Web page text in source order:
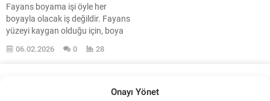
Onayı Yönet
Fayans boyama işi öyle her
boyayla olacak iş değildir. Fayans
yüzeyi kaygan olduğu için, boya
doğru yapılmalıdır. Burada işi
uygulamadır. Fayans boyalarında
06.02.2026 0 28